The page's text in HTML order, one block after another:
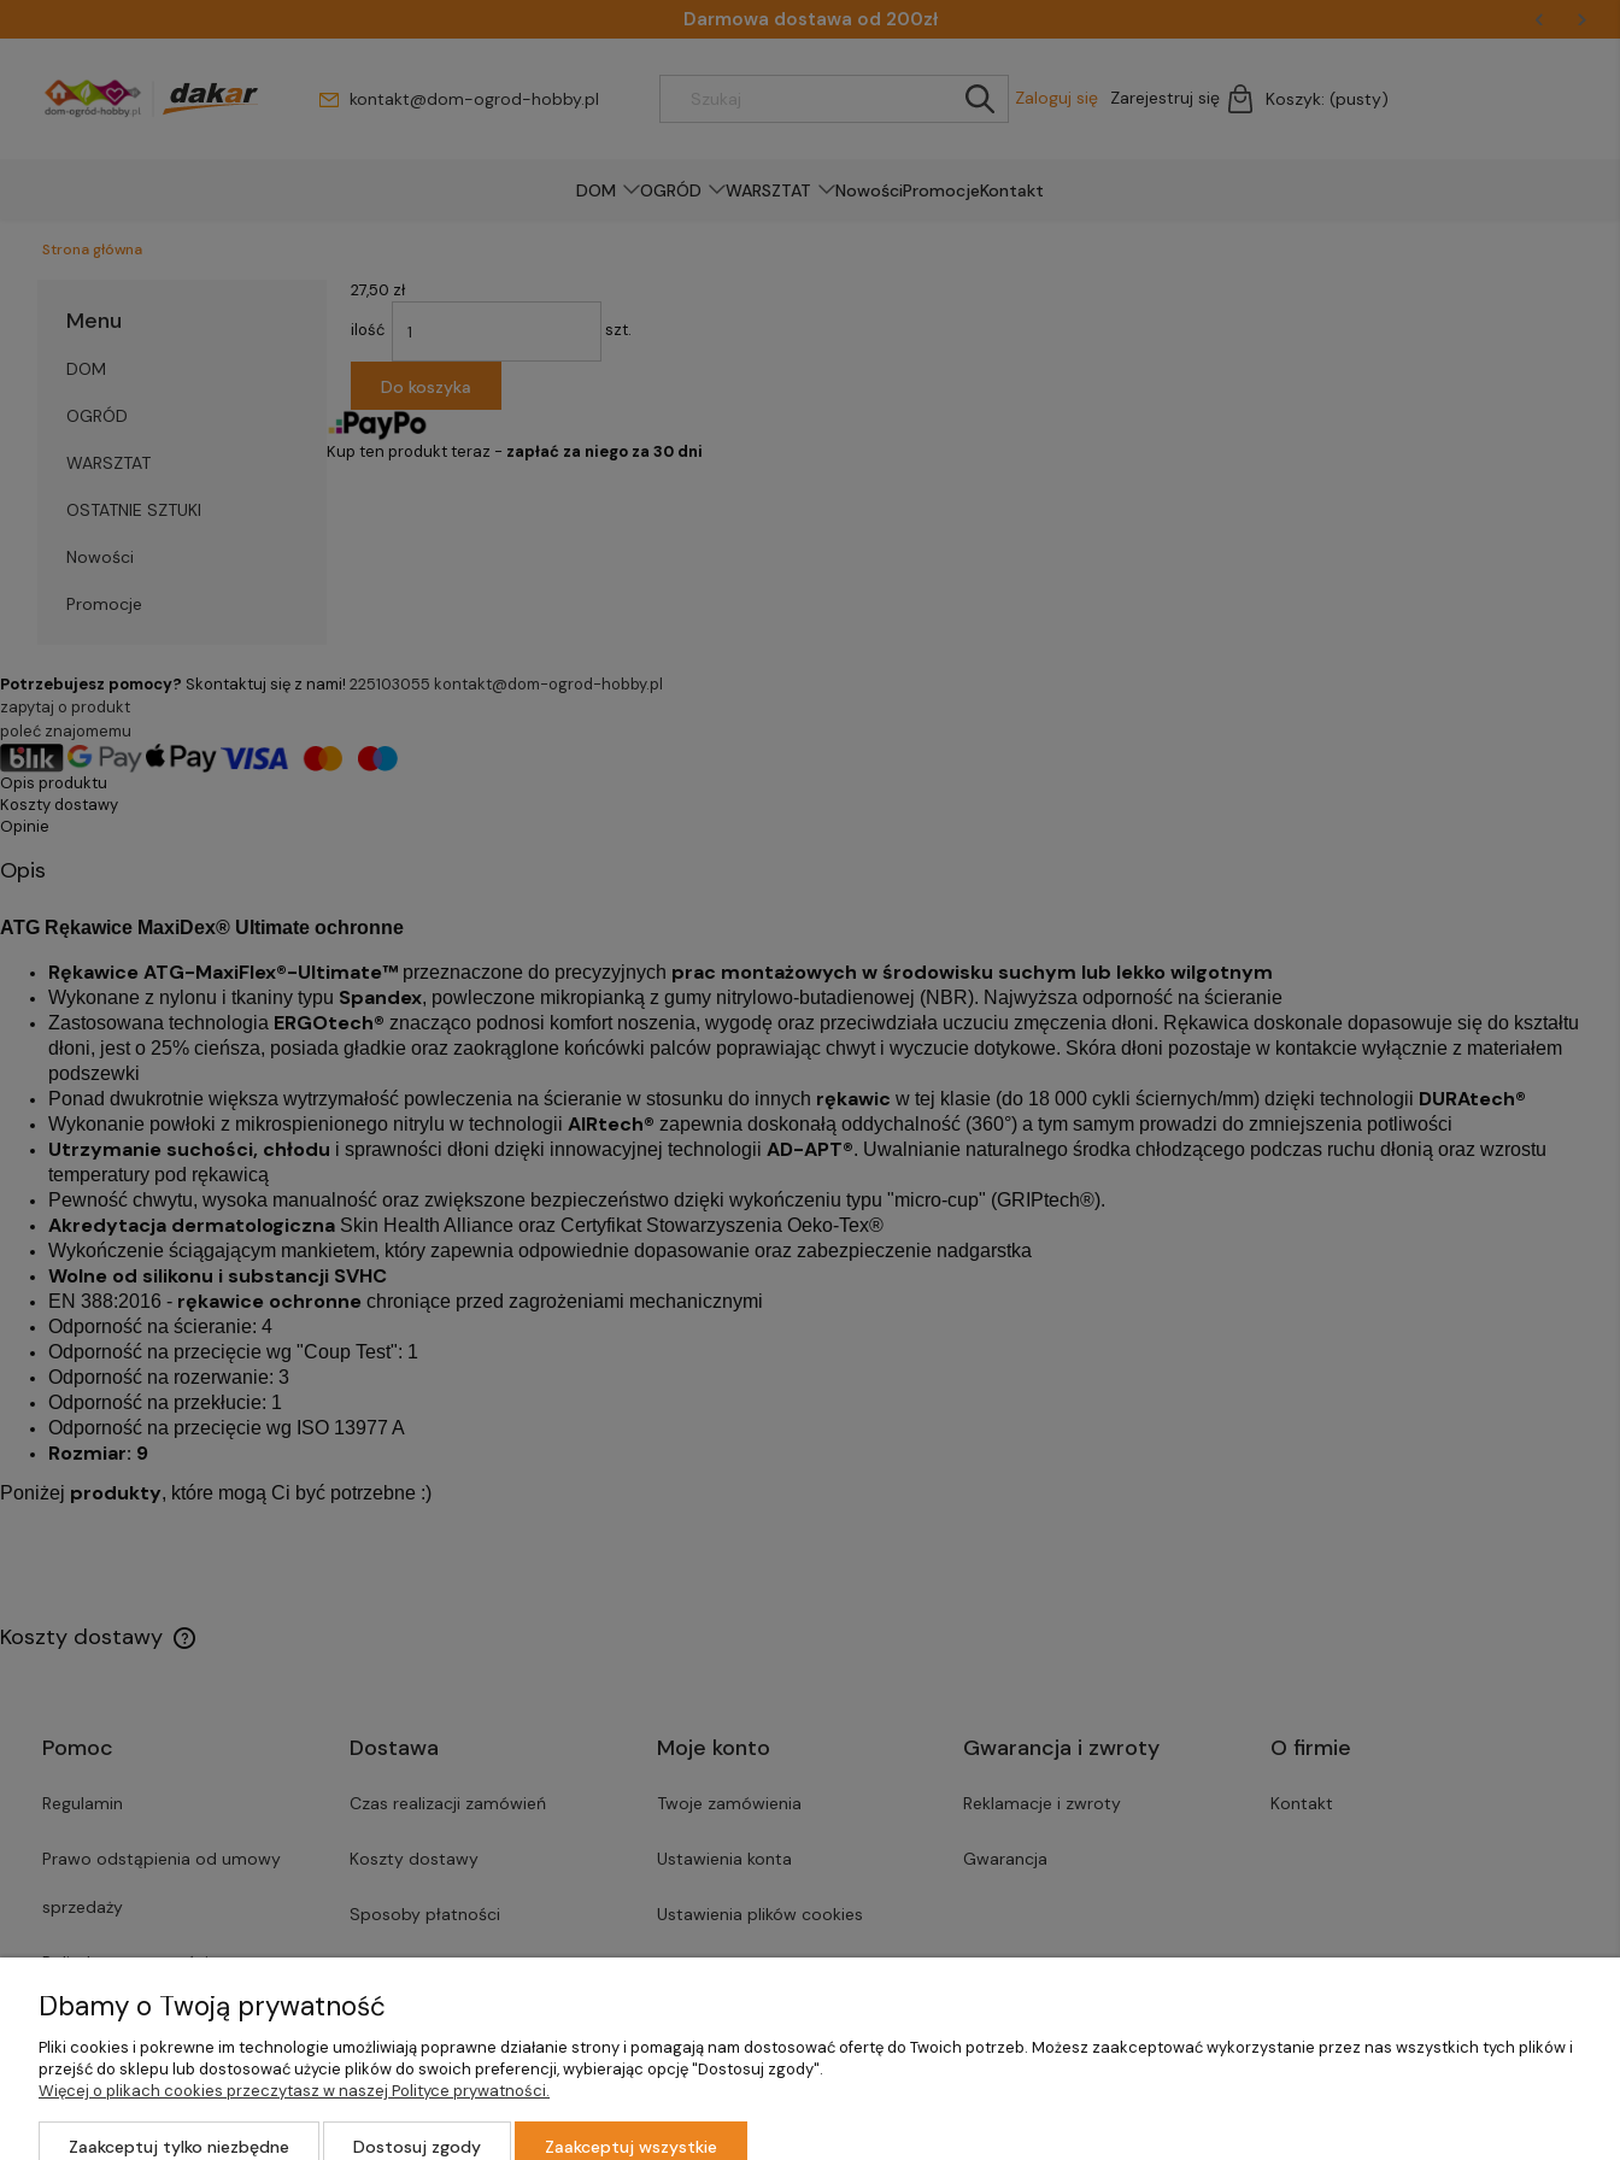
Darmowa dostawa od 200zł
kontakt@dom-ogrod-hobby.pl Zaloguj się Zarejestruj się Koszyk: (pusty)
DOM OGRÓD WARSZTAT NowościPromocjeKontakt
Strona główna
Menu
DOM
OGRÓD
WARSZTAT
OSTATNIE SZTUKI
Nowości
Promocje
27,50 zł
ilość
szt.
Do koszyka
Kup ten produkt teraz - zapłać za niego za 30 dni
Potrzebujesz pomocy? Skontaktuj się z nami! 225103055 kontakt@dom-ogrod-hobby.pl
zapytaj o produkt
poleć znajomemu
Opis produktu
Koszty dostawy
Opinie
Opis
ATG Rękawice MaxiDex® Ultimate ochronne
Rękawice ATG-MaxiFlex®-Ultimate™ przeznaczone do precyzyjnych prac montażowych w środowisku suchym lub lekko wilgotnym
Wykonane z nylonu i tkaniny typu Spandex, powleczone mikropianką z gumy nitrylowo-butadienowej (NBR). Najwyższa odporność na ścieranie
Zastosowana technologia ERGOtech® znacząco podnosi komfort noszenia, wygodę oraz przeciwdziała uczuciu zmęczenia dłoni. Rękawica doskonale dopasowuje się do kształtu
dłoni, jest o 25% cieńsza, posiada gładkie oraz zaokrąglone końcówki palców poprawiając chwyt i wyczucie dotykowe. Skóra dłoni pozostaje w kontakcie wyłącznie z materiałem
podszewki
Ponad dwukrotnie większa wytrzymałość powleczenia na ścieranie w stosunku do innych rękawic w tej klasie (do 18 000 cykli ściernych/mm) dzięki technologii DURAtech®
Wykonanie powłoki z mikrospienionego nitrylu w technologii AIRtech® zapewnia doskonałą oddychalność (360°) a tym samym prowadzi do zmniejszenia potliwości
Utrzymanie suchości, chłodu i sprawności dłoni dzięki innowacyjnej technologii AD-APT®. Uwalnianie naturalnego środka chłodzącego podczas ruchu dłonią oraz wzrostu
temperatury pod rękawicą
Pewność chwytu, wysoka manualność oraz zwiększone bezpieczeństwo dzięki wykończeniu typu "micro-cup" (GRIPtech®).
Akredytacja dermatologiczna Skin Health Alliance oraz Certyfikat Stowarzyszenia Oeko-Tex®
Wykończenie ściągającym mankietem, który zapewnia odpowiednie dopasowanie oraz zabezpieczenie nadgarstka
Wolne od silikonu i substancji SVHC
EN 388:2016 - rękawice ochronne chroniące przed zagrożeniami mechanicznymi
Odporność na ścieranie: 4
Odporność na przecięcie wg "Coup Test": 1
Odporność na rozerwanie: 3
Odporność na przekłucie: 1
Odporność na przecięcie wg ISO 13977 A
Rozmiar: 9
Poniżej produkty, które mogą Ci być potrzebne :)
Koszty dostawy
Pomoc
Regulamin
Prawo odstąpienia od umowy
sprzedaży
Polityka prywatności
Lista dostawców usług
Formularze
Dostawa
Czas realizacji zamówień
Koszty dostawy
Sposoby płatności
Czas dostawy
Moje konto
Twoje zamówienia
Ustawienia konta
Ustawienia plików cookies
Gwarancja i zwroty
Reklamacje i zwroty
Gwarancja
O firmie
Kontakt
Dbamy o Twoją prywatność
Pliki cookies i pokrewne im technologie umożliwiają poprawne działanie strony i pomagają nam dostosować ofertę do Twoich potrzeb. Możesz zaakceptować wykorzystanie przez nas wszystkich tych plików i
przejść do sklepu lub dostosować użycie plików do swoich preferencji, wybierając opcję "Dostosuj zgody".
Więcej o plikach cookies przeczytasz w naszej Polityce prywatności.
Zaakceptuj tylko niezbędne Dostosuj zgody Zaakceptuj wszystkie